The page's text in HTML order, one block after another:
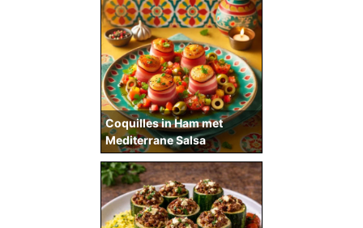
Coquilles in Ham met
Mediterrane Salsa